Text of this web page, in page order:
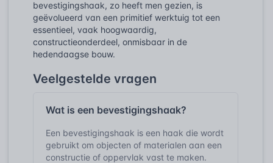
bevestigingshaak, zo heeft men gezien, is
geëvolueerd van een primitief werktuig tot een
essentieel, vaak hoogwaardig,
constructieonderdeel, onmisbaar in de
hedendaagse bouw.
Veelgestelde vragen
Wat is een bevestigingshaak?
Een bevestigingshaak is een haak die wordt
gebruikt om objecten of materialen aan een
constructie of oppervlak vast te maken.